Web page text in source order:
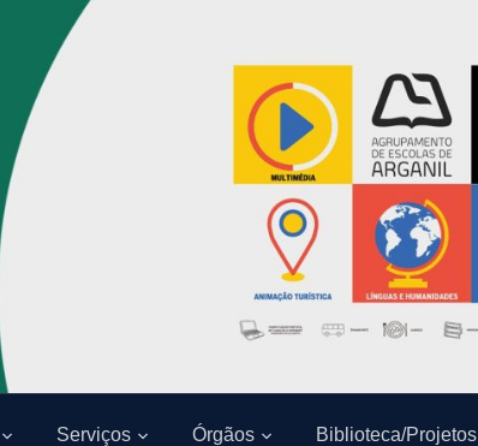
Serviços Órgãos Biblioteca/Projetos